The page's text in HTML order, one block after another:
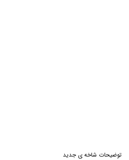
توضیحات شاخه ی جدید